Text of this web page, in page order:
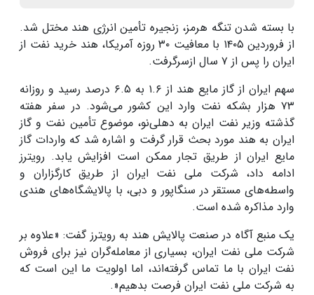
با بسته شدن تنگه هرمز، زنجیره تأمین انرژی هند مختل شد.
از فروردین ۱۴۰۵ با معافیت ۳۰ روزه آمریکا، هند خرید نفت از
ایران را پس از ۷ سال ازسرگرفت.
سهم ایران از گاز مایع هند از ۱.۶ به ۶.۵ درصد رسید و روزانه
۷۳ هزار بشکه نفت وارد این کشور می‌شود. در سفر هفته
گذشته وزیر نفت ایران به دهلی‌نو، موضوع تأمین نفت و گاز
ایران به هند مورد بحث قرار گرفت و اشاره شد که واردات گاز
مایع ایران از طریق تجار ممکن است افزایش یابد. رویترز
ادامه داد، شرکت ملی نفت ایران از طریق کارگزاران و
واسطه‌های مستقر در سنگاپور و دبی، با پالایشگاه‌های هندی
وارد مذاکره شده است.
یک منبع آگاه در صنعت پالایش هند به رویترز گفت: «علاوه بر
شرکت ملی نفت ایران، بسیاری از معامله‌گران نیز برای فروش
نفت ایران با ما تماس گرفته‌اند، اما اولویت ما این است که
به شرکت ملی نفت ایران فرصت بدهیم.»